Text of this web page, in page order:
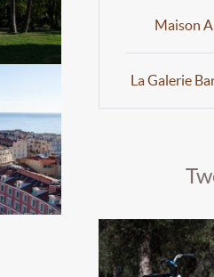
Maison
La Galerie